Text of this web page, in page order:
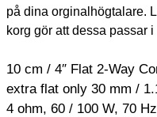
på dina orginalhögtalare.
korg gör att dessa passar
10 cm / 4″ Flat 2-Way
extra flat only 30 mm /
4 ohm, 60 / 100 W, 70